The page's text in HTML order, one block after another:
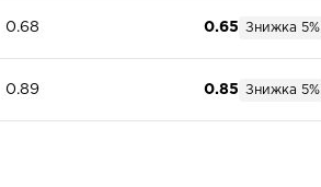
0.68 0.65 Знижка 5%
0.89 0.85 Знижка 5%